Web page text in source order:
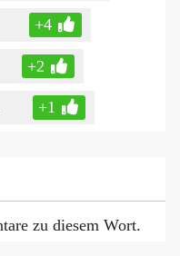
+4
+2
+1
zu diesem Wort.